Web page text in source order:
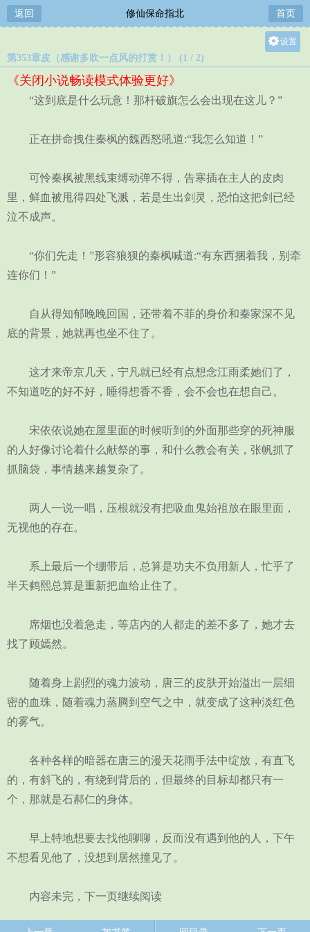
返回 修仙保命指北 首页
设置
中
第353章皮（感谢多吹一点风的打赏！） (1 / 2)
《关闭小说畅读模式体验更好》
“这到底是什么玩意！那杆破旗怎么会出现在这儿？”
正在拼命拽住秦枫的魏西怒吼道:“我怎么知道！”
可怜秦枫被黑线束缚动弹不得，告寒插在主人的皮肉
里，鲜血被甩得四处飞溅，若是生出剑灵，恐怕这把剑已经
泣不成声。
“你们先走！”形容狼狈的秦枫喊道:“有东西捆着我，别牵
连你们！”
自从得知郁晚晚回国，还带着不菲的身价和秦家深不见
底的背景，她就再也坐不住了。
这才来帝京几天，宁凡就已经有点想念江雨柔她们了，
不知道吃的好不好，睡得想香不香，会不会也在想自己。
宋依依说她在屋里面的时候听到的外面那些穿的死神服
的人好像讨论着什么献祭的事，和什么教会有关，张帆抓了
抓脑袋，事情越来越复杂了。
两人一说一唱，压根就没有把吸血鬼始祖放在眼里面，
无视他的存在。
系上最后一个绷带后，总算是功夫不负用新人，忙乎了
半天鹤熙总算是重新把血给止住了。
席烟也没着急走，等店内的人都走的差不多了，她才去
找了顾嫣然。
随着身上剧烈的魂力波动，唐三的皮肤开始溢出一层细
密的血珠，随着魂力蒸腾到空气之中，就变成了这种淡红色
的雾气。
各种各样的暗器在唐三的漫天花雨手法中绽放，有直飞
的，有斜飞的，有绕到背后的，但最终的目标却都只有一
个，那就是石郝仁的身体。
早上特地想要去找他聊聊，反而没有遇到他的人，下午
不想看见他了，没想到居然撞见了。
内容未完，下一页继续阅读